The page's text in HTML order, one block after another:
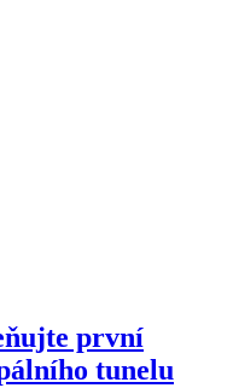
první
tunelu